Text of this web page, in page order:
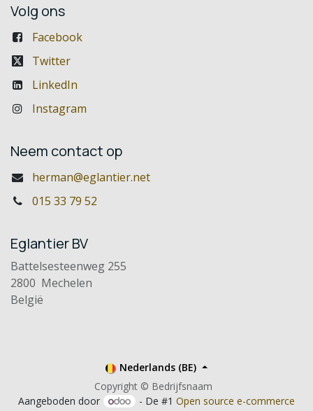
Volg ons
Facebook
Twitter
LinkedIn
Instagram
Neem contact op
herman@eglantier.net
015 33 79 52
Eglantier BV
Battelsesteenweg 255
2800 Mechelen
België
Copyright © Bedrijfsnaam
Nederlands (BE)
Aangeboden door - De #1Open source e-commerce